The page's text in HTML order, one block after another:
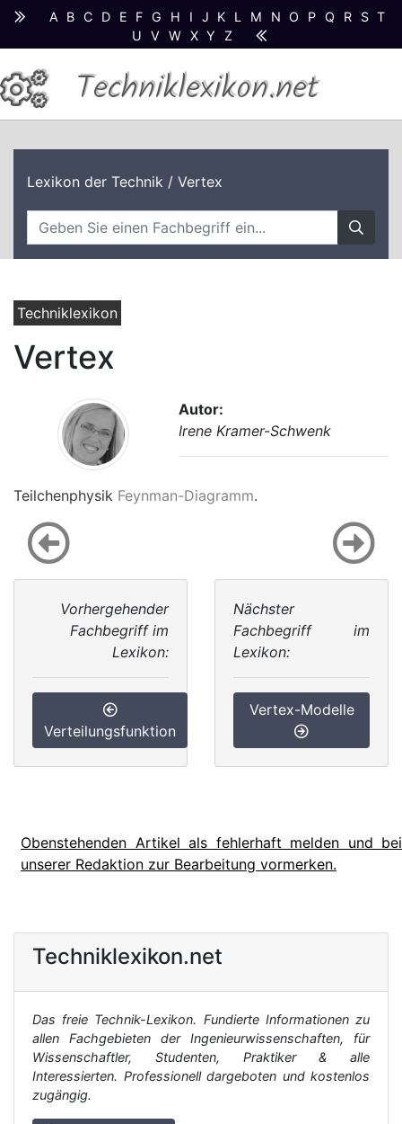
A B C D E F G H I J K L M N O P Q R S T
U
V W X Y Z
Techniklexikon.net
Lexikon der Technik / Vertex
Techniklexikon
Vertex
Autor:
Irene Kramer-Schwenk
Teilchenphysik Feynman-Diagramm.
Vorhergehender
Fachbegriff im
Lexikon:
Verteilungsfunktion
Nächster
Fachbegriff im
Lexikon:
Vertex-Modelle
Obenstehenden Artikel als fehlerhaft melden und bei
unserer Redaktion zur Bearbeitung vormerken.
Techniklexikon.net
Das freie Technik-Lexikon. Fundierte Informationen zu
allen Fachgebieten der Ingenieurwissenschaften, für
Wissenschaftler, Studenten, Praktiker & alle
Interessierten. Professionell dargeboten und kostenlos
zugängig.